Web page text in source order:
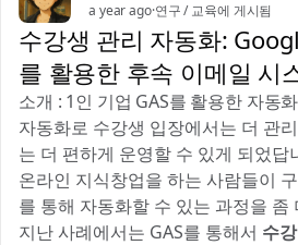
a year ago·연구 / 교육에 게시됨
수강생 관리 자동화:
를 활용한 후속 이메일 시
소개 : 1인 기업 GAS를 활용한 자동
자동화로 수강생 입장에서는 더 관
는 더 편하게 운영할 수 있게 되었답
온라인 지식창업을 하는 사람들이
를 통해 자동화할 수 있는 과정을 좀
지난 사례에서는 GAS를 통해서 수